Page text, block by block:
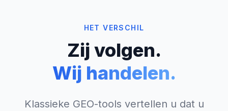
HET VERSCHIL
Zij volgen.
Wij handelen.
Klassieke GEO-tools vertellen u dat u